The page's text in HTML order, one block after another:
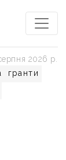
гранти
2026 р.